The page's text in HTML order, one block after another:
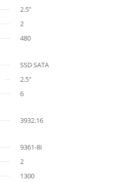
2.5"
2
480
SSD SATA
2.5"
6
3932.16
9361-8I
2
1300